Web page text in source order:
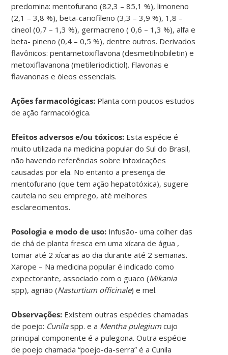
predomina: mentofurano (82,3 – 85,1 %), limoneno
(2,1 – 3,8 %), beta-cariofileno (3,3 – 3,9 %), 1,8 –
cineol (0,7 – 1,3 %), germacreno ( 0,6 – 1,3 %), alfa e
beta- pineno (0,4 – 0,5 %), dentre outros. Derivados
flavônicos: pentametoxiflavona (desmetilnobiletin) e
metoxiflavanona (metileriodictiol). Flavonas e
flavanonas e óleos essenciais.
Ações farmacológicas: Planta com poucos estudos
de ação farmacológica.
Efeitos adversos e/ou tóxicos: Esta espécie é
muito utilizada na medicina popular do Sul do Brasil,
não havendo referências sobre intoxicações
causadas por ela. No entanto a presença de
mentofurano (que tem ação hepatotóxica), sugere
cautela no seu emprego, até melhores
esclarecimentos.
Posologia e modo de uso: Infusão- uma colher das
de chá de planta fresca em uma xícara de água ,
tomar até 2 xícaras ao dia durante até 2 semanas.
Xarope – Na medicina popular é indicado como
expectorante, associado com o guaco (Mikania
spp), agrião (Nasturtium officinale) e mel.
Observações: Existem outras espécies chamadas
de poejo: Cunilaspp. e a Mentha pulegium cujo
principal componente é a pulegona. Outra espécie
de poejo chamada “poejo-da-serra” é a Cunila